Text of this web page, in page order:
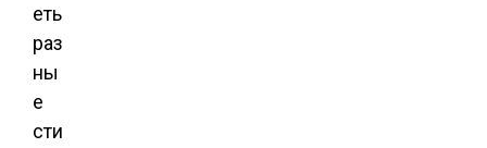
еть
раз
ны
е
сти